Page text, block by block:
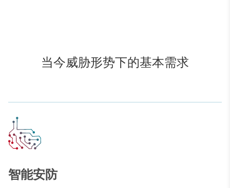
当今威胁形势下的基本需求
智能安防